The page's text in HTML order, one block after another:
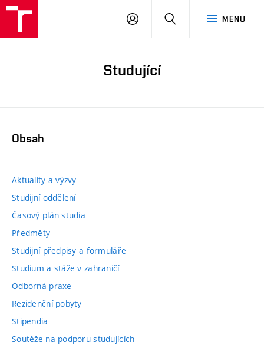
MENU
PŘIHLÁSIT
Studující
Obsah
Aktuality a výzvy
Studijní oddělení
Časový plán studia
Předměty
Studijní předpisy a formuláře
Studium a stáže v zahraničí
Odborná praxe
Rezidenční pobyty
Stipendia
Soutěže na podporu studujících